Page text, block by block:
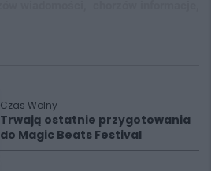
Czas Wolny
Trwają ostatnie przygotowania
do Magic Beats Festival